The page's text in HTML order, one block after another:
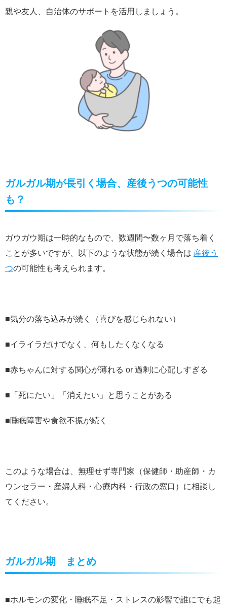
親や友人、自治体のサポートを活用しましょう。
ガルガル期が長引く場合、産後うつの可能性
も？
ガウガウ期は一時的なもので、数週間〜数ヶ月で落ち着く
ことが多いですが、以下のような状態が続く場合は 産後う
つの可能性も考えられます。
■気分の落ち込みが続く（喜びを感じられない）
■イライラだけでなく、何もしたくなくなる
■赤ちゃんに対する関心が薄れる or 過剰に心配しすぎる
■「死にたい」「消えたい」と思うことがある
■睡眠障害や食欲不振が続く
このような場合は、無理せず専門家（保健師・助産師・カ
ウンセラー・産婦人科・心療内科・行政の窓口）に相談し
てください。
ガルガル期 まとめ
■ホルモンの変化・睡眠不足・ストレスの影響で誰にでも起